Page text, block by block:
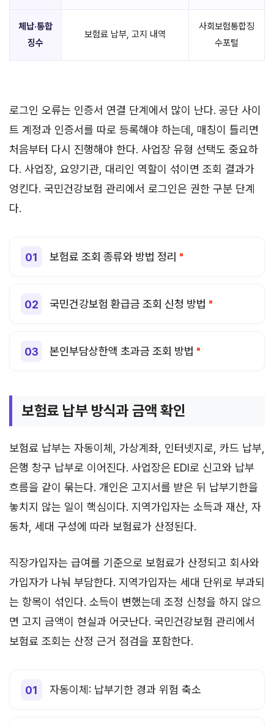
체납·통합
징수
보험료 납부, 고지 내역
사회보험통합징
수포털
로그인 오류는 인증서 연결 단계에서 많이 난다. 공단 사이
트 계정과 인증서를 따로 등록해야 하는데, 매칭이 틀리면
처음부터 다시 진행해야 한다. 사업장 유형 선택도 중요하
다. 사업장, 요양기관, 대리인 역할이 섞이면 조회 결과가
엉킨다. 국민건강보험 관리에서 로그인은 권한 구분 단계
다.
보험료 조회 종류와 방법 정리
국민건강보험 환급금 조회 신청 방법
본인부담상한액 초과금 조회 방법
보험료 납부 방식과 금액 확인
보험료 납부는 자동이체, 가상계좌, 인터넷지로, 카드 납부,
은행 창구 납부로 이어진다. 사업장은 EDI로 신고와 납부
흐름을 같이 묶는다. 개인은 고지서를 받은 뒤 납부기한을
놓치지 않는 일이 핵심이다. 지역가입자는 소득과 재산, 자
동차, 세대 구성에 따라 보험료가 산정된다.
직장가입자는 급여를 기준으로 보험료가 산정되고 회사와
가입자가 나눠 부담한다. 지역가입자는 세대 단위로 부과되
는 항목이 섞인다. 소득이 변했는데 조정 신청을 하지 않으
면 고지 금액이 현실과 어긋난다. 국민건강보험 관리에서
보험료 조회는 산정 근거 점검을 포함한다.
자동이체: 납부기한 경과 위험 축소